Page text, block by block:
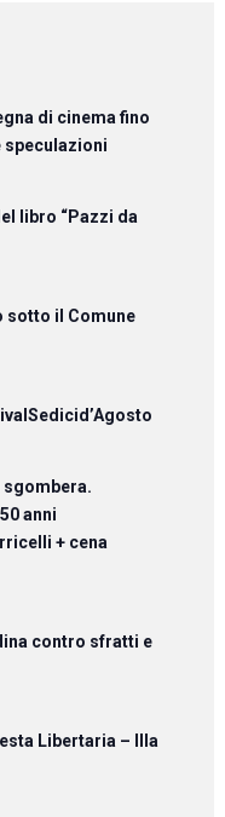
di cinema fino
speculazioni
libro “Pazzi da
sotto il Comune
sgombera.
anni
+ cena
contro sfratti e
Libertaria – IIIa